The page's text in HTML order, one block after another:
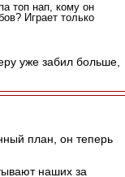
топ нап, кому он
Играет только
уже забил больше,
план, он теперь
наших за